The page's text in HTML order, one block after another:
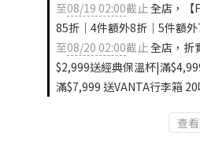
至08/19 02:00截止全店，【
85折｜4件額外8折｜5件額
至08/20 02:00截止全店，折
$2,999送經典保溫杯|滿
滿$7,999 送VANTA行李箱
查